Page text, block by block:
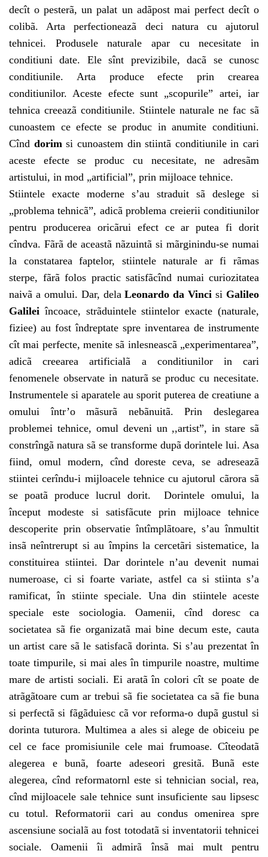
decît o pesterã, un palat un adãpost mai perfect decît o
colibã. Arta perfectioneazã deci natura cu ajutorul
tehnicei. Produsele naturale apar cu necesitate in
conditiuni date. Ele sînt previzibile, dacã se cunosc
conditiunile. Arta produce efecte prin crearea
conditiunilor. Aceste efecte sunt „scopurile” artei, iar
tehnica creeazã conditiunile. Stiintele naturale ne fac sã
cunoastem ce efecte se produc in anumite conditiuni.
Cînd dorimsi cunoastem din stiintã conditiunile in cari
aceste efecte se produc cu necesitate, ne adresãm
artistului, in mod „artificial”, prin mijloace tehnice.
Stiintele exacte moderne s’au straduit sã deslege si
„problema tehnicã”, adicã problema creierii conditiunilor
pentru producerea oricãrui efect ce ar putea fi dorit
cîndva. Fãrã de aceastã nãzuintã si mãrginindu-se numai
la constatarea faptelor, stiintele naturale ar fi rãmas
sterpe, fãrã folos practic satisfãcînd numai curiozitatea
naivã a omului. Dar, delaLeonardo da Vinci si Galileo
Galilei încoace, strãduintele stiintelor exacte (naturale,
fiziee) au fost îndreptate spre inventarea de instrumente
cît mai perfecte, menite sã inlesneascã „experimentarea”,
adicã creearea artificialã a conditiunilor in cari
fenomenele observate in naturã se produc cu necesitate.
Instrumentele si aparatele au sporit puterea de creatiune a
omului într’o mãsurã nebãnuitã. Prin deslegarea
problemei tehnice, omul deveni un ,,artist”, in stare sã
constrîngã natura sã se transforme dupã dorintele lui. Asa
fiind, omul modern, cînd doreste ceva, se adreseazã
stiintei cerîndu-i mijloacele tehnice cu ajutorul cãrora sã
se poatã produce lucrul dorit. Dorintele omului, la
început modeste si satisfãcute prin mijloace tehnice
descoperite prin observatie întîmplãtoare, s’au înmultit
insã neîntrerupt si au împins la cercetãri sistematice, la
constituirea stiintei. Dar dorintele n’au devenit numai
numeroase, ci si foarte variate, astfel ca si stiinta s’a
ramificat, în stiinte speciale. Una din stiintele aceste
speciale este sociologia. Oamenii, cînd doresc ca
societatea sã fie organizatã mai bine decum este, cauta
un artist care sã le satisfacã dorinta. Si s’au prezentat în
toate timpurile, si mai ales în timpurile noastre, multime
mare de artisti sociali. Ei aratã în colori cît se poate de
atrãgãtoare cum ar trebui sã fie societatea ca sã fie buna
si perfectã si fãgãduiesc cã vor reforma-o dupã gustul si
dorinta tuturora. Multimea a ales si alege de obiceiu pe
cel ce face promisiunile cele mai frumoase. Cîteodatã
alegerea e bunã, foarte adeseori gresitã. Bunã este
alegerea, cînd reformatornl este si tehnician social, rea,
cînd mijloacele sale tehnice sunt insuficiente sau lipsesc
cu totul. Reformatorii cari au condus omenirea spre
ascensiune socialã au fost totodatã si inventatorii tehnicei
sociale. Oamenii îi admirã însã mai mult pentru